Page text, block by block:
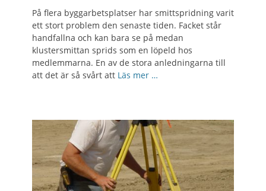
På flera byggarbetsplatser har smittspridning varit
ett stort problem den senaste tiden. Facket står
handfallna och kan bara se på medan
klustersmittan sprids som en löpeld hos
medlemmarna. En av de stora anledningarna till
att det är så svårt att Läs mer …